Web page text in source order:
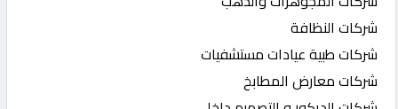
شركات النظافة
شركات طبية عيادات مستشفيات
شركات معارض المطابخ